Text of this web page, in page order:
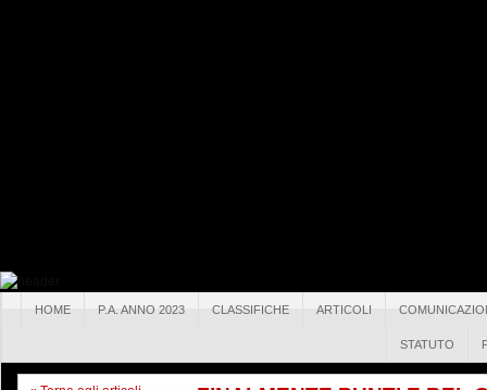
HOME P.A. ANNO 2023 CLASSIFICHE ARTICOLI
STATUTO